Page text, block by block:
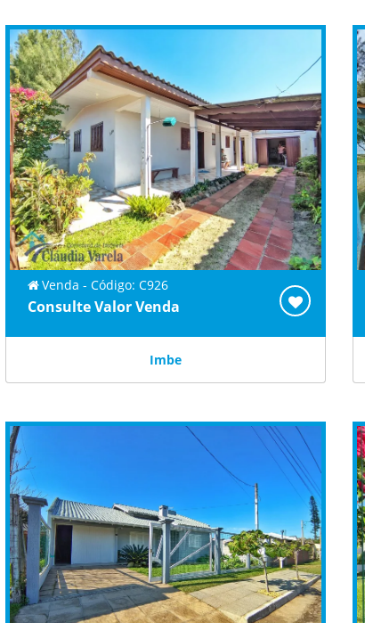
Venda - Código: C926
Consulte Valor Venda
Imbe